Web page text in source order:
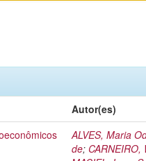
Autor(es)
ALVES, Maria
de;